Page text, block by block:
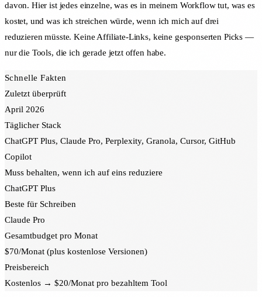
davon. Hier ist jedes einzelne, was es in meinem Workflow tut, was es
kostet, und was ich streichen würde, wenn ich mich auf drei
reduzieren müsste. Keine Affiliate-Links, keine gesponserten Picks —
nur die Tools, die ich gerade jetzt offen habe.
Schnelle Fakten
Zuletzt überprüft
April 2026
Täglicher Stack
ChatGPT Plus, Claude Pro, Perplexity, Granola, Cursor, GitHub
Copilot
Muss behalten, wenn ich auf eins reduziere
ChatGPT Plus
Beste für Schreiben
Claude Pro
Gesamtbudget pro Monat
$70/Monat (plus kostenlose Versionen)
Preisbereich
Kostenlos → $20/Monat pro bezahltem Tool